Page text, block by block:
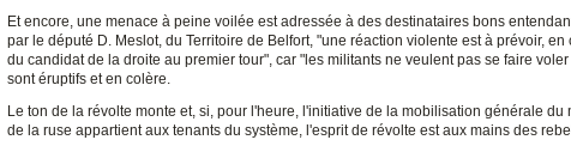
Et encore, une menace à peine voilée est adressée à des destinataires bons
par le député D. Meslot, du Territoire de Belfort, "une réaction violente est à prévoir, en
du candidat de la droite au premier tour", car "les militants ne veulent pas se faire
sont éruptifs et en colère.
Le ton de la révolte monte et, si, pour l'heure, l'initiative de la mobilisation générale du
de la ruse appartient aux tenants du système, l'esprit de révolte est aux mains des